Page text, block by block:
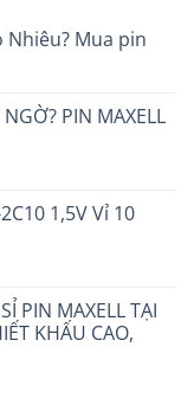
Nhiêu? Mua pin
PIN MAXELL
1,5V Vỉ 10
PIN MAXELL TẠI
KHẤU CAO,